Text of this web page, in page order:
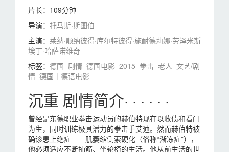
片长： 109分钟
导演： 托马斯·斯图伯
主演： 莱纳·顺纳彼得·库尔特彼得·施耐德莉娜·劳泽米斯
埃丁·哈萨诺维奇
标签： 德国 剧情 德国电影 2015 拳击 老人 文艺/剧
情 德国｜德语电影
沉重 剧情简介· · · · · ·
曾经是东德职业拳击运动员的赫伯特现在以收债和看门
为生，同时训练极具潜力的拳击手艾迪。然而赫伯特被
确诊患上绝症——肌萎缩侧索硬化（俗称“渐冻症”），
他必须适应不断抽筋、坐轮椅的生活。他从前生活的世